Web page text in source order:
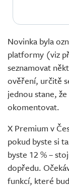
Novinka byla
platformy (viz
seznamovat
ověření, určitě
jednou stane,
okomentovat.
X Premium v
pokud byste si
byste 12 % –
dopředu.
funkcí, které